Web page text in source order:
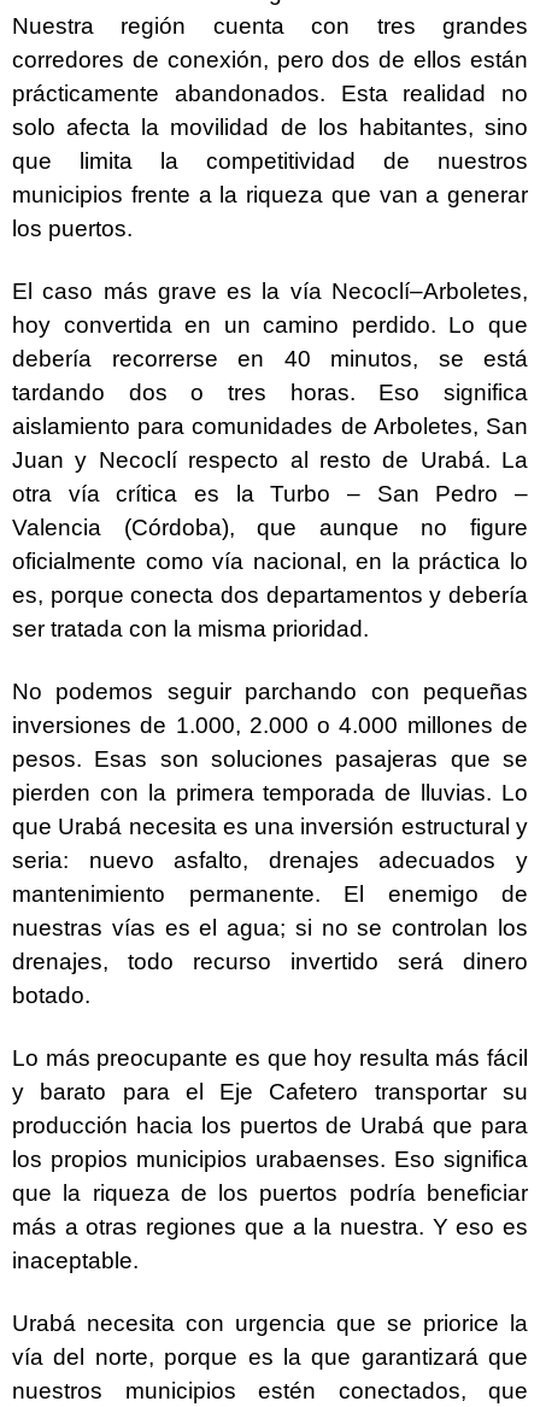
Nuestra región cuenta con tres grandes
corredores de conexión, pero dos de ellos están
prácticamente abandonados. Esta realidad no
solo afecta la movilidad de los habitantes, sino
que limita la competitividad de nuestros
municipios frente a la riqueza que van a generar
los puertos.
El caso más grave es la vía Necoclí–Arboletes,
hoy convertida en un camino perdido. Lo que
debería recorrerse en 40 minutos, se está
tardando dos o tres horas. Eso significa
aislamiento para comunidades de Arboletes, San
Juan y Necoclí respecto al resto de Urabá. La
otra vía crítica es la Turbo – San Pedro –
Valencia (Córdoba), que aunque no figure
oficialmente como vía nacional, en la práctica lo
es, porque conecta dos departamentos y debería
ser tratada con la misma prioridad.
No podemos seguir parchando con pequeñas
inversiones de 1.000, 2.000 o 4.000 millones de
pesos. Esas son soluciones pasajeras que se
pierden con la primera temporada de lluvias. Lo
que Urabá necesita es una inversión estructural y
seria: nuevo asfalto, drenajes adecuados y
mantenimiento permanente. El enemigo de
nuestras vías es el agua; si no se controlan los
drenajes, todo recurso invertido será dinero
botado.
Lo más preocupante es que hoy resulta más fácil
y barato para el Eje Cafetero transportar su
producción hacia los puertos de Urabá que para
los propios municipios urabaenses. Eso significa
que la riqueza de los puertos podría beneficiar
más a otras regiones que a la nuestra. Y eso es
inaceptable.
Urabá necesita con urgencia que se priorice la
vía del norte, porque es la que garantizará que
nuestros municipios estén conectados, que